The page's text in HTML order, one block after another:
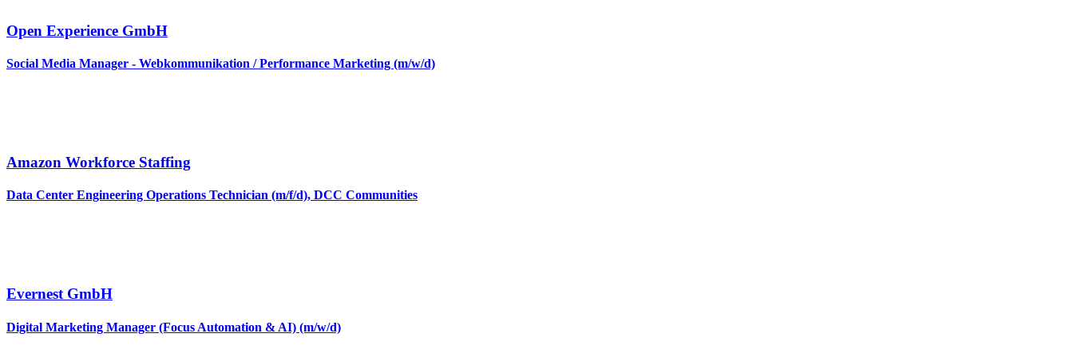
Open Experience GmbH
Social Media Manager - Webkommunikation / Performance Marketing (m/w/d)
Amazon Workforce Staffing
Data Center Engineering Operations Technician (m/f/d), DCC Communities
Evernest GmbH
Digital Marketing Manager (Focus Automation & AI) (m/w/d)